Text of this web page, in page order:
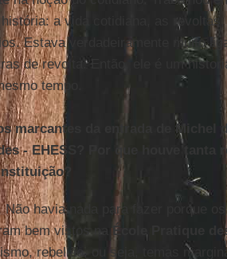
a vida cotidiana, as revoltas,
Estava verdadeiramente muito
de revolta. Então, ele é um
tempo.
marcantes da entrada de Michel
- EHESS? Por que houve tanta
Não havia nada para fazer porque
bem vistos naÉcole Pratique
rebelião, ou seja, temas